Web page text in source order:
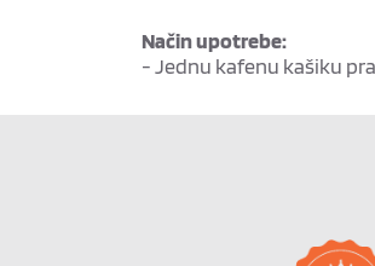
Način upotrebe:
- Jednu kafenu kašiku